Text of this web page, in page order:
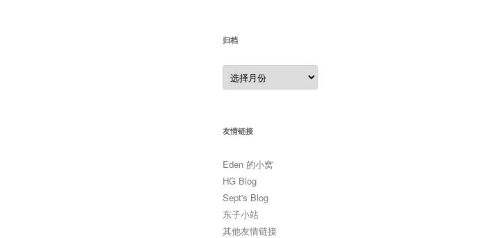
归档
归
档
友情链接
Eden 的小窝
HG Blog
Sept's Blog
东子小站
其他友情链接